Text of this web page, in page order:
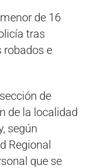
de 16
tras
robados e
de
de la localidad
según
Regional
que se